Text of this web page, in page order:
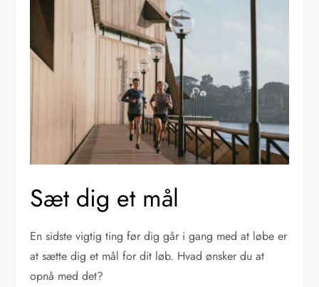
Sæt dig et mål
En sidste vigtig ting før dig går i gang med at løbe er
at sætte dig et mål for dit løb. Hvad ønsker du at
opnå med det?